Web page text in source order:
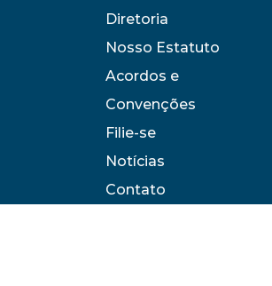
Diretoria
Nosso Estatuto
Acordos e
Convenções
Filie-se
Notícias
Contato